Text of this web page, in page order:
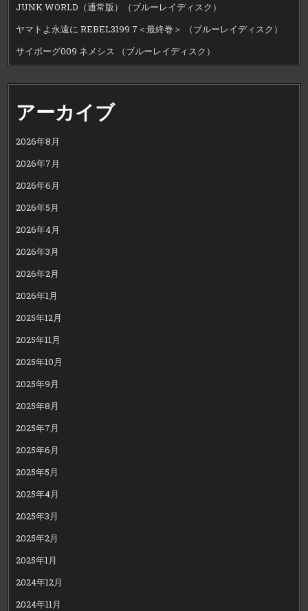
JUNK WORLD（通常版）（ブルーレイディスク）
ヤマトよ永遠に REBEL3199 7＜最終巻＞ （ブルーレイディスク）
サイボーグ009 ネメシス （ブルーレイディスク）
アーカイブ
2026年8月
2026年7月
2026年6月
2026年5月
2026年4月
2026年3月
2026年2月
2026年1月
2025年12月
2025年11月
2025年10月
2025年9月
2025年8月
2025年7月
2025年6月
2025年5月
2025年4月
2025年3月
2025年2月
2025年1月
2024年12月
2024年11月